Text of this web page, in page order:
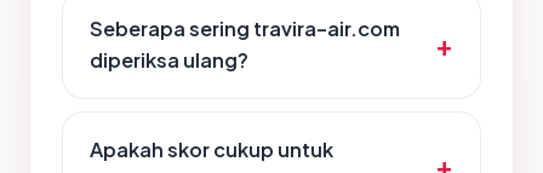
Seberapa sering travira-air.com
diperiksa ulang?
Apakah skor cukup untuk